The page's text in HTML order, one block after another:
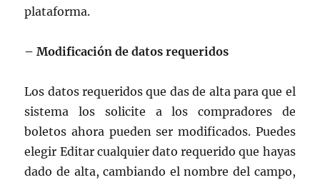
plataforma.
– Modificación de datos requeridos
Los datos requeridos que das de alta para que el
sistema los solicite a los compradores de
boletos ahora pueden ser modificados. Puedes
elegir Editar cualquier dato requerido que hayas
dado de alta, cambiando el nombre del campo,